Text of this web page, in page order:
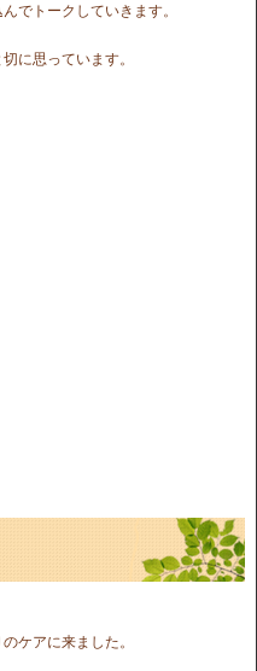
でトークしていきます。
に思っています。
ケアに来ました。